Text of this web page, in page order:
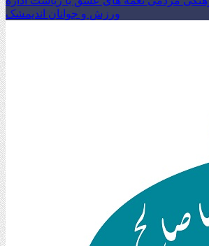
ورزش و جوانان اندیمشک